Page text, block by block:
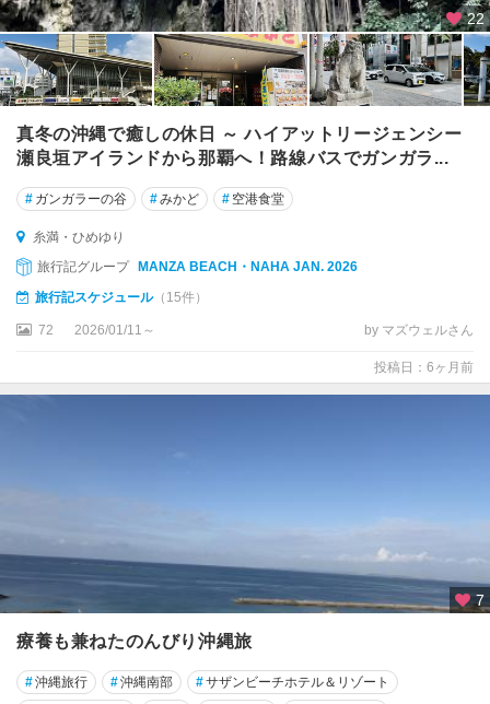
22
真冬の沖縄で癒しの休日 ～ ハイアットリージェンシー
瀬良垣アイランドから那覇へ！路線バスでガンガラ...
# ガンガラーの谷 #みかど # 空港食堂
糸満・ひめゆり
旅行記グループ MANZA BEACH・NAHA JAN. 2026
旅行記スケジュール（15件）
72 2026/01/11～ by マズウェルさん
投稿日：6ヶ月前
7
療養も兼ねたのんびり沖縄旅
#沖縄旅行 #沖縄南部 #サザンビーチホテル＆リゾート